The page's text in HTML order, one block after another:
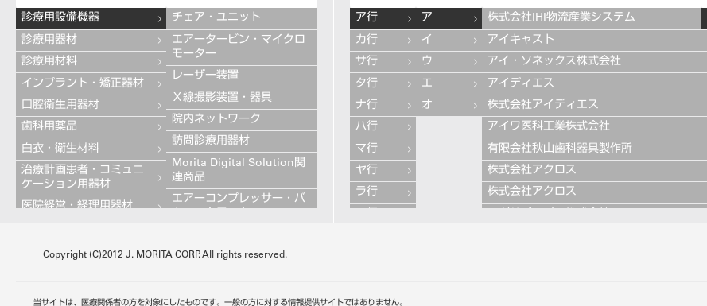
診療用設備機器
診療用器材
診療用材料
インプラント・矯正器材
口腔衛生用器材
歯科用薬品
白衣・衛生材料
治療計画患者・コミュニ
ケーション用器材
医院経営・経理用器材
技工用設備機器
チェア・ユニット
エアータービン・マイクロ
モーター
レーザー装置
Ｘ線撮影装置・器具
院内ネットワーク
訪問診療用器材
Morita Digital Solution関
連商品
エアーコンプレッサー・バ
その他の診療用設備機器
ア行
カ行
サ行
タ行
ナ行
ハ行
マ行
ヤ行
ラ行
ア
イ
ウ
エ
オ
株式会社IHI物流産業システム
アイキャスト
アイ・ソネックス株式会社
アイディエス
株式会社アイディエス
アイワ医科工業株式会社
有限会社秋山歯科器具製作所
株式会社アクロス
株式会社アクロス
Copyright (C)2012 J. MORITA CORP. All rights reserved.
当サイトは、医療関係者の方を対象にしたものです。一般の方に対する情報提供サイトではありません。